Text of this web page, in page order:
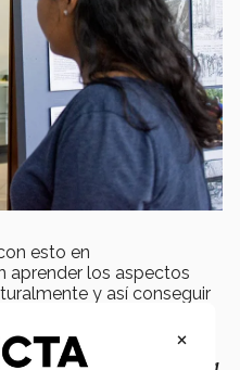
esto en
aprender los aspectos
y así conseguir
perseguir una
×